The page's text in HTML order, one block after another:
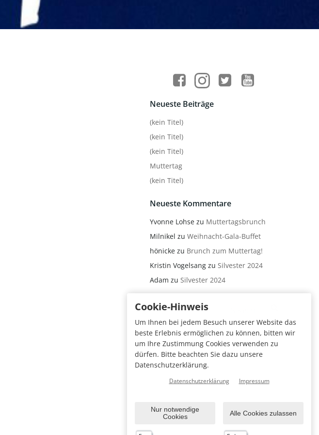
Neueste Beiträge
(kein Titel)
(kein Titel)
(kein Titel)
Muttertag
(kein Titel)
Neueste Kommentare
Yvonne Lohse zu Muttertagsbrunch
Milnikel zu Weihnacht-Gala-Buffet
hönicke zu Brunch zum Muttertag!
Kristin Vogelsang zu Silvester 2024
Adam zu Silvester 2024
Search
Cookie-Hinweis
Um Ihnen bei jedem Besuch unserer Website das
beste Erlebnis ermöglichen zu können, bitten wir
um Ihre Zustimmung Cookies verwenden zu
dürfen. Bitte beachten Sie dazu unsere
Datenschutzerklärung.
Datenschutzerklärung Impressum
Nur notwendige
Cookies
Alle Cookies zulassen